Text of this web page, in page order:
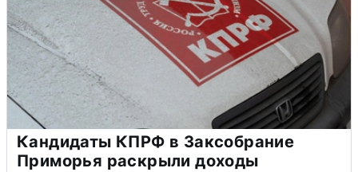
Кандидаты КПРФ в Заксобрание
Приморья раскрыли доходы